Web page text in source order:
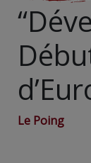
Le Poing